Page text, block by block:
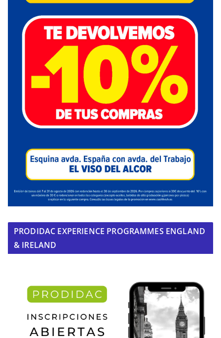
PRODIDAC EXPERIENCE PROGRAMMES ENGLAND
& IRELAND